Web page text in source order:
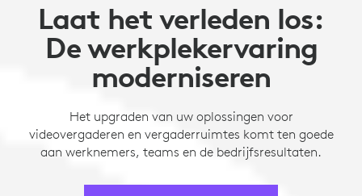
Laat het verleden los:
De werkplekervaring
moderniseren
Het upgraden van uw oplossingen voor
videovergaderen en vergaderruimtes komt ten goede
aan werknemers, teams en de bedrijfsresultaten.